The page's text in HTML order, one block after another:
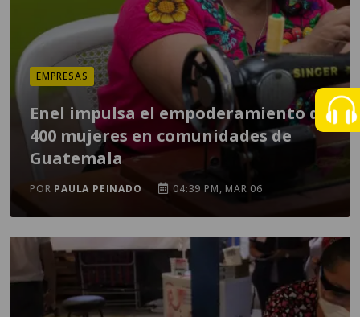
EMPRESAS
Enel impulsa el empoderamiento de
400 mujeres en comunidades de
Guatemala
POR PAULA PEINADO 04:39 PM, MAR 06